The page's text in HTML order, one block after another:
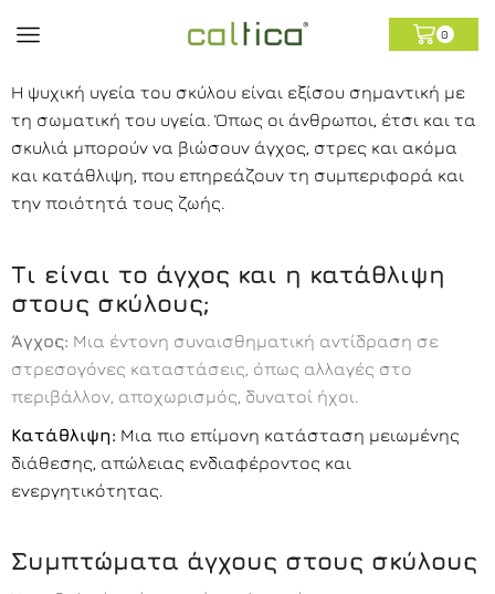
0
Η ψυχική υγεία του σκύλου είναι εξίσου σημαντική με
τη σωματική του υγεία. Όπως οι άνθρωποι, έτσι και τα
σκυλιά μπορούν να βιώσουν άγχος, στρες και ακόμα
και κατάθλιψη, που επηρεάζουν τη συμπεριφορά και
την ποιότητά τους ζωής.
Τι είναι το άγχος και η κατάθλιψη
στους σκύλους;
Άγχος: Μια έντονη συναισθηματική αντίδραση σε
στρεσογόνες καταστάσεις, όπως αλλαγές στο
περιβάλλον, αποχωρισμός, δυνατοί ήχοι.
Κατάθλιψη: Μια πιο επίμονη κατάσταση μειωμένης
διάθεσης, απώλειας ενδιαφέροντος και
ενεργητικότητας.
Συμπτώματα άγχους στους σκύλους